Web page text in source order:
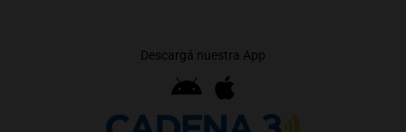
Descargá nuestra App